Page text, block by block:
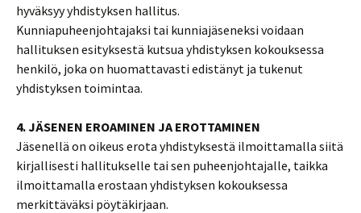
hyväksyy yhdistyksen hallitus.
Kunniapuheenjohtajaksi tai kunniajäseneksi voidaan
hallituksen esityksestä kutsua yhdistyksen kokouksessa
henkilö, joka on huomattavasti edistänyt ja tukenut
yhdistyksen toimintaa.
4. JÄSENEN EROAMINEN JA EROTTAMINEN
Jäsenellä on oikeus erota yhdistyksestä ilmoittamalla siitä
kirjallisesti hallitukselle tai sen puheenjohtajalle, taikka
ilmoittamalla erostaan yhdistyksen kokouksessa
merkittäväksi pöytäkirjaan.